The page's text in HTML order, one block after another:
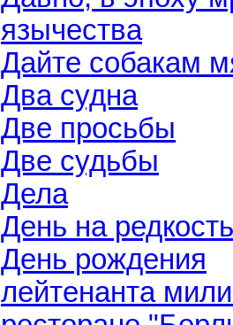
язычества
Дайте собакам
Два судна
Две просьбы
Две судьбы
Дела
День на редкость
День рождения
лейтенанта